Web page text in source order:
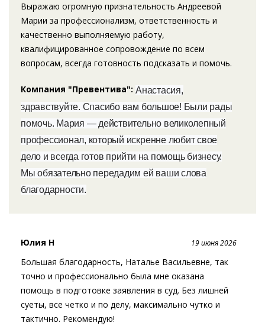
Выражаю огромную признательность Андреевой
Марии за профессионализм, ответственность и
качественно выполняемую работу,
квалифицированное сопровождение по всем
вопросам, всегда готовность подсказать и помочь.
Компания "Превентива": Анастасия,
здравствуйте. Спасибо вам большое! Были рады
помочь. Мария — действительно великолепный
профессионал, который искренне любит свое
дело и всегда готов прийти на помощь бизнесу.
Мы обязательно передадим ей ваши слова
благодарности.
19 июня 2026
Юлия Н
Большая благодарность, Наталье Васильевне, так
точно и профессионально была мне оказана
помощь в подготовке заявления в суд. Без лишней
суеты, все четко и по делу, максимально чутко и
тактично. Рекомендую!